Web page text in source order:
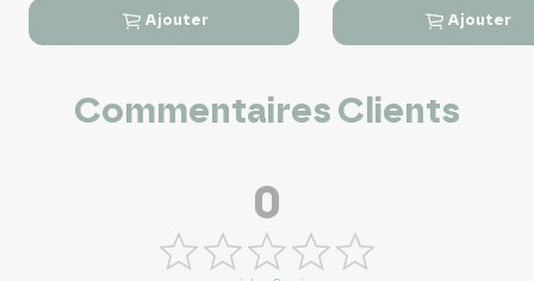
 
Ajouter
 
Ajouter
Commentaires Clients
0